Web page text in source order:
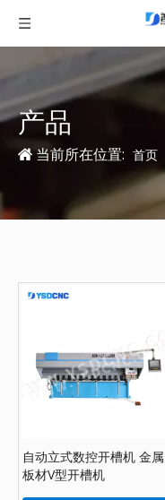
产品
当前所在位置: 首页
自动立式数控开槽机 金属
板材V型开槽机